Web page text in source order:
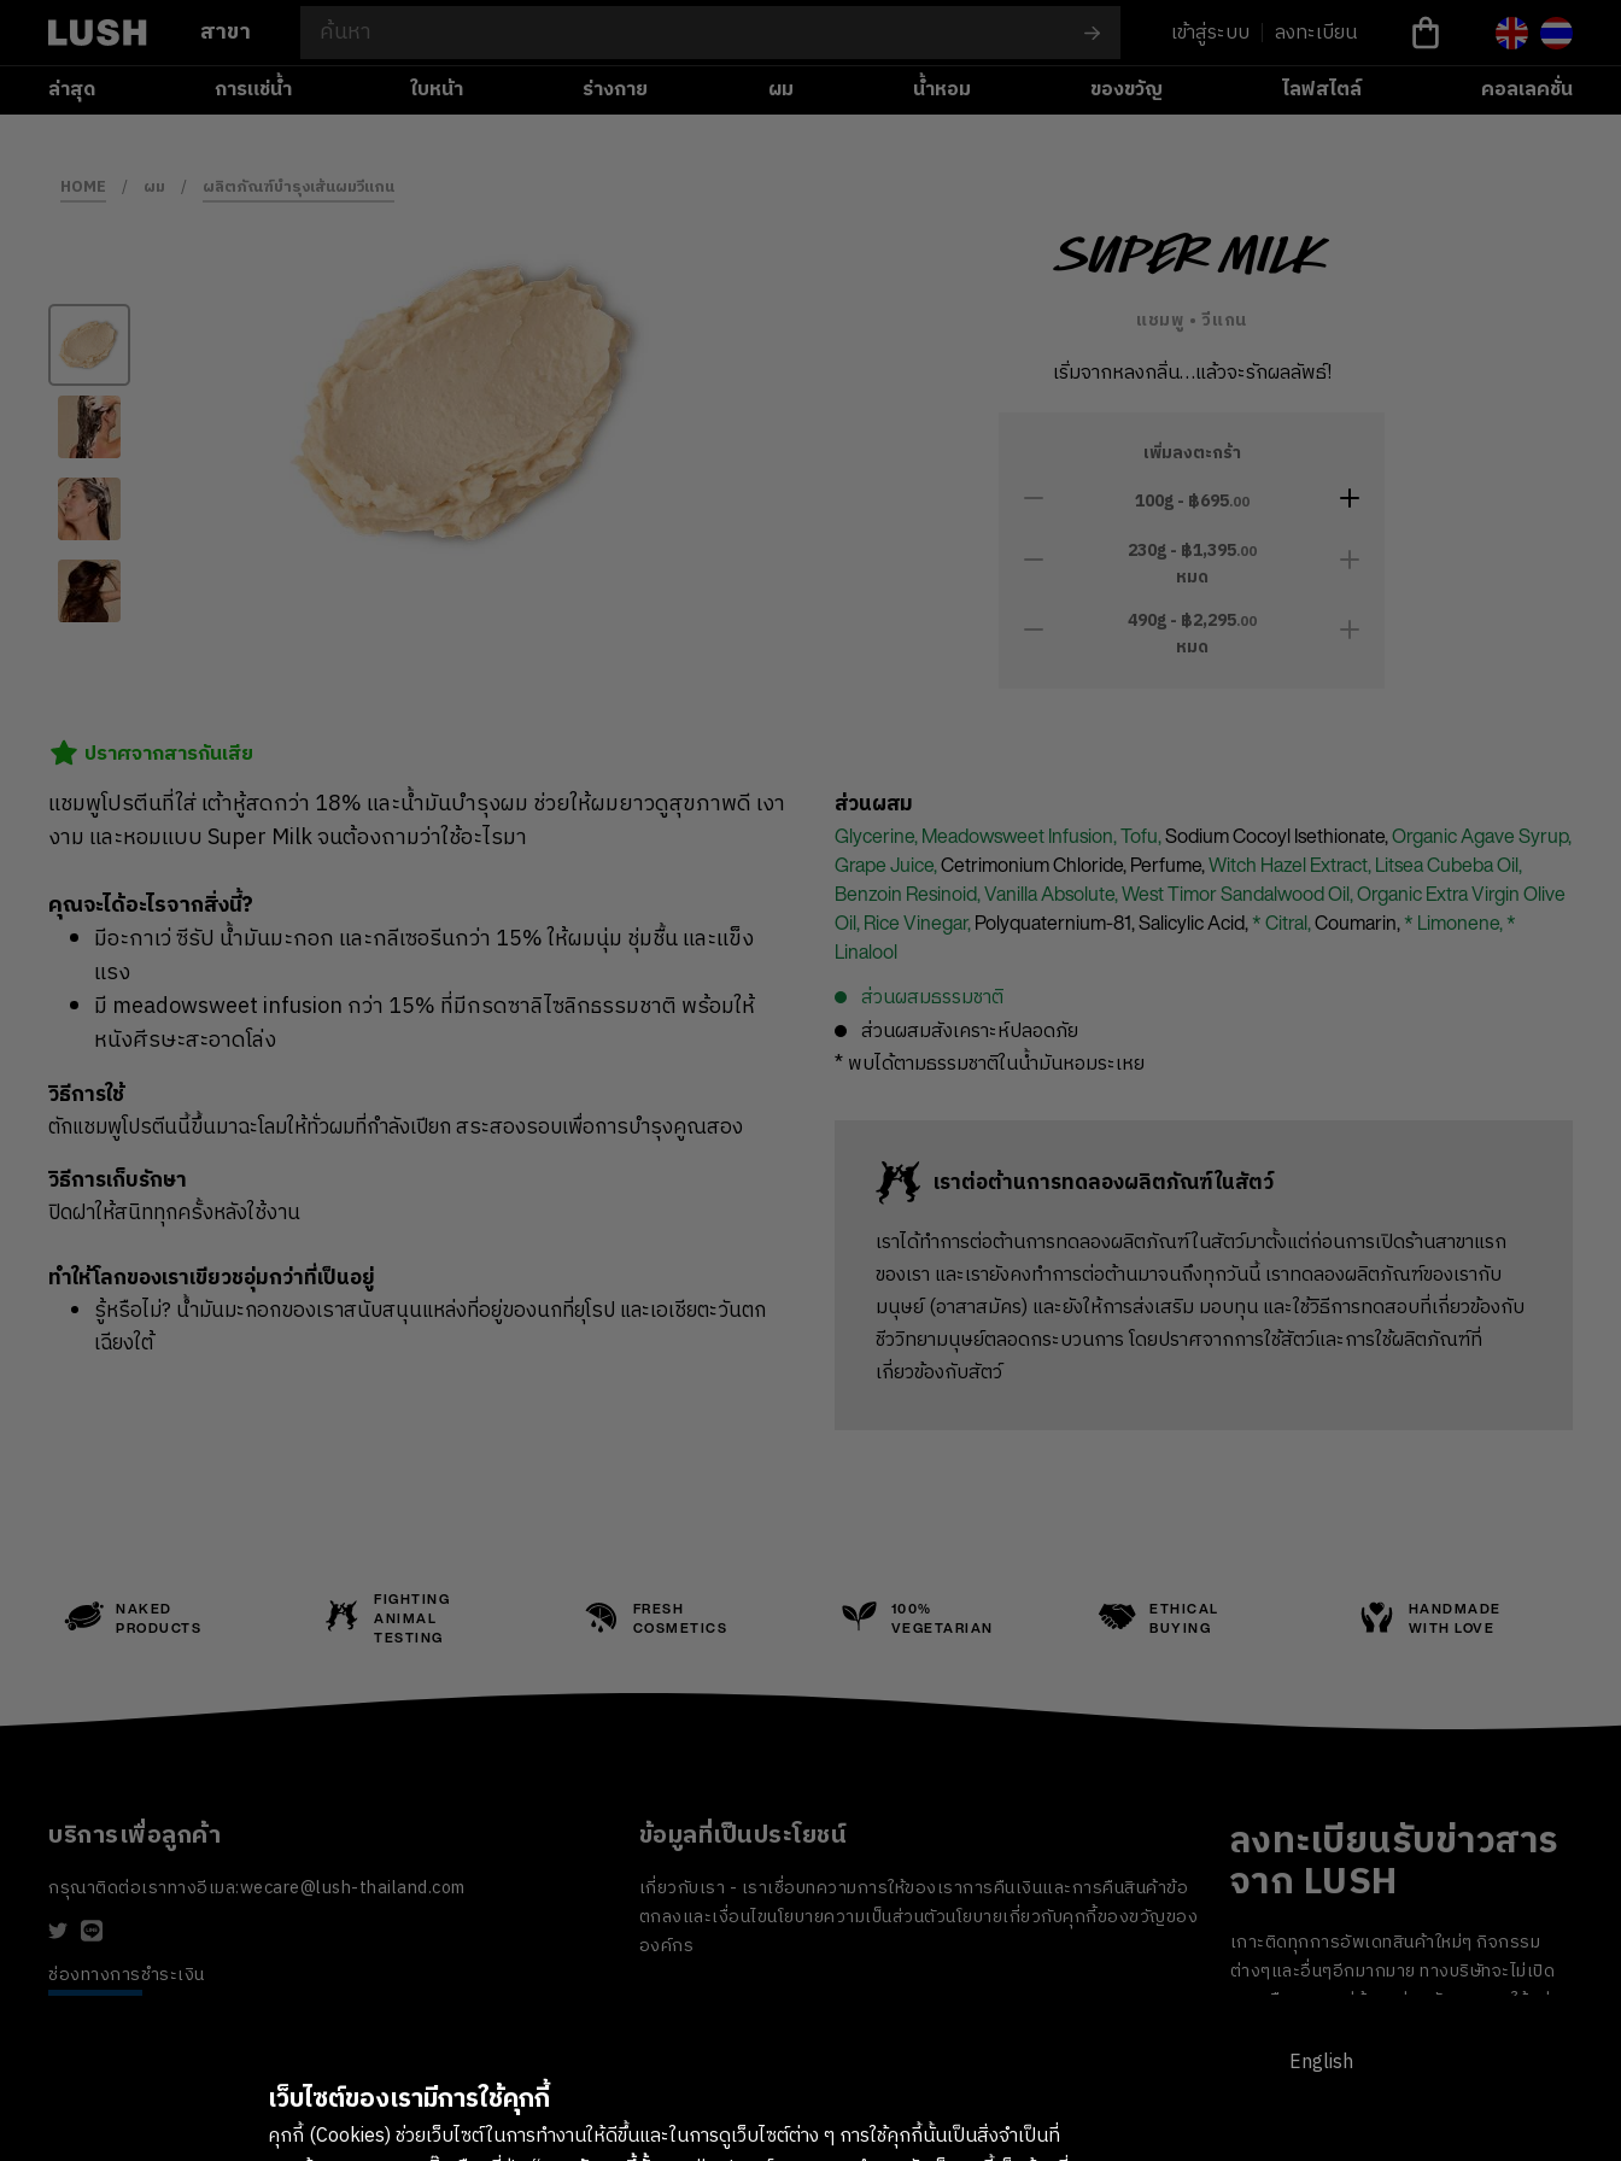
สาขา เข้าสู่ระบบ
ลงทะเบียน
ล่าสุด
การแช่น้ำ ใบหน้า ร่างกาย ผม น้ำหอม ของขวัญ ไลฟสไตล์ คอลเลคชั่น
HOME / ผม / ผลิตภัณฑ์บำรุงเส้นผมวีแกน
Super Milk
แชมพู • วีแกน
เริ่มจากหลงกลิ่น…แล้วจะรักผลลัพธ์!
เพิ่มลงตะกร้า
100g - ฿695.00
230g - ฿1,395.00
หมด
490g - ฿2,295.00
หมด
ปราศจากสารกันเสีย
แชมพูโปรตีนที่ใส่ เต้าหู้สดกว่า 18% และน้ำมันบำรุงผม ช่วยให้ผมยาวดูสุขภาพดี เงา
งาม และหอมแบบ Super Milk จนต้องถามว่าใช้อะไรมา
คุณจะได้อะไรจากสิ่งนี้?
มีอะกาเว่ ซีรัป น้ำมันมะกอก และกลีเซอรีนกว่า 15% ให้ผมนุ่ม ชุ่มชื้น และแข็ง
แรง
มี meadowsweet infusion กว่า 15% ที่มีกรดซาลิไซลิกธรรมชาติ พร้อมให้
หนังศีรษะสะอาดโล่ง
วิธีการใช้
ตักแชมพูโปรตีนนี้ขึ้นมาฉะโลมให้ทั่วผมที่กำลังเปียก สระสองรอบเพื่อการบำรุงคูณสอง
วิธีการเก็บรักษา
ปิดฝาให้สนิททุกครั้งหลังใช้งาน
ทำให้โลกของเราเขียวชอุ่มกว่าที่เป็นอยู่
รู้หรือไม่? น้ำมันมะกอกของเราสนับสนุนแหล่งที่อยู่ของนกที่ยุโรป และเอเชียตะวันตก
เฉียงใต้
ส่วนผสม
Glycerine,Meadowsweet Infusion,Tofu,Sodium Cocoyl Isethionate,Organic Agave Syrup,
Grape Juice,Cetrimonium Chloride,Perfume,Witch Hazel Extract,Litsea Cubeba Oil,
Benzoin Resinoid,Vanilla Absolute,West Timor Sandalwood Oil,Organic Extra Virgin Olive
Oil,Rice Vinegar,Polyquaternium-81,Salicylic Acid,* Citral,Coumarin,* Limonene,*
Linalool
ส่วนผสมธรรมชาติ
ส่วนผสมสังเคราะห์ปลอดภัย
* พบได้ตามธรรมชาติในน้ำมันหอมระเหย
เราต่อต้านการทดลองผลิตภัณฑ์ในสัตว์
เราได้ทำการต่อต้านการทดลองผลิตภัณฑ์ในสัตว์มาตั้งแต่ก่อนการเปิดร้านสาขาแรก
ของเรา และเรายังคงทำการต่อต้านมาจนถึงทุกวันนี้ เราทดลองผลิตภัณฑ์ของเรากับ
มนุษย์ (อาสาสมัคร) และยังให้การส่งเสริม มอบทุน และใช้วิธีการทดสอบที่เกี่ยวข้องกับ
ชีววิทยามนุษย์ตลอดกระบวนการ โดยปราศจากการใช้สัตว์และการใช้ผลิตภัณฑ์ที่
เกี่ยวข้องกับสัตว์
NAKED
PRODUCTS
FIGHTING
ANIMAL
TESTING
FRESH
COSMETICS
100%
VEGETARIAN
ETHICAL
BUYING
HANDMADE
WITH LOVE
บริการเพื่อลูกค้า
กรุณาติดต่อเราทางอีเมล:wecare@lush-thailand.com
ข้อมูลที่เป็นประโยชน์
เกี่ยวกับเรา - เราเชื่อบทความการให้ของเราการคืนเงินและการคืนสินค้าข้อ
ตกลงและเงื่อนไขนโยบายความเป็นส่วนตัวนโยบายเกี่ยวกับคุกกี้ของขวัญของ
องค์กร
ช่องทางการชำระเงิน
ลงทะเบียนรับข่าวสาร
จาก LUSH
เกาะติดทุกการอัพเดทสินค้าใหม่ๆ กิจกรรม
ต่างๆและอื่นๆอีกมากมาย ทางบริษัทจะไม่เปิด
เผยหรือเผยแพร่ข้อมูลส่วนตัวของคุณให้แก่
ข่าวสารได้ทุกเมื่อ
English
เว็บไซต์ของเรามีการใช้คุกกี้
คุกกี้ (Cookies) ช่วยเว็บไซต์ในการทำงานให้ดีขึ้นและในการดูเว็บไซต์ต่าง ๆ การใช้คุกกี้นั้นเป็นสิ่งจำเป็นที่